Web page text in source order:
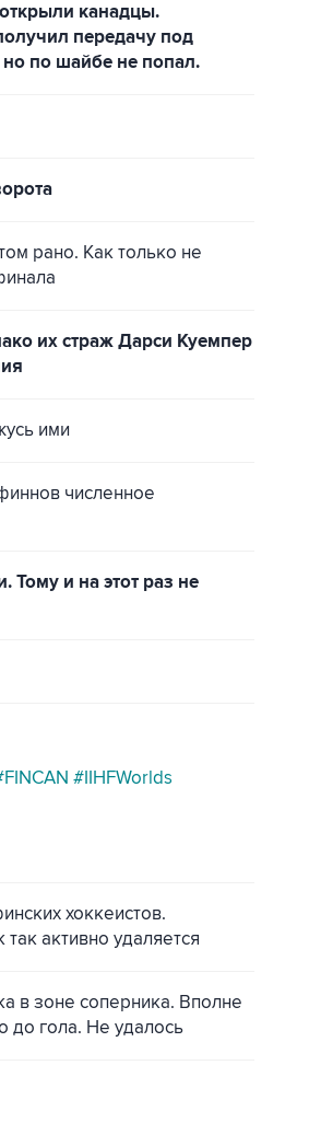
канадцы.
передачу под
по шайбе не попал.
рано. Как только не
их страж Дарси Куемпер
ими
численное
Тому и на этот раз не
#IIHFWorlds
хоккеистов.
активно удаляется
в зоне соперника. Вполне
до гола. Не удалось